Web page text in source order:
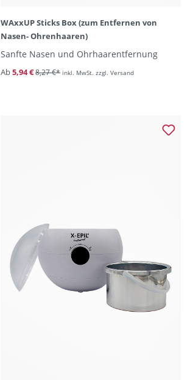
WAxxUP Sticks Box (zum Entfernen von
Nasen- Ohrenhaaren)
Sanfte Nasen und Ohrhaarentfernung
Ab5,94 €8,27 €* inkl. MwSt. zzgl. Versand